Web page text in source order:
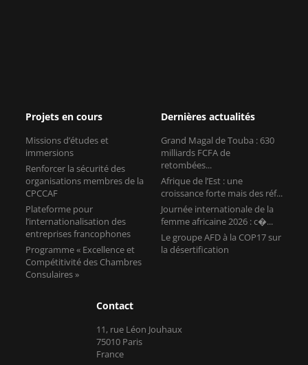
Projets en cours
Missions d’études et
immersions
Renforcer la sécurité des
organisations membres de la
CPCCAF
Plateforme pour
l’internationalisation des
entreprises francophones
Programme « Excellence et
Compétitivité des Chambres
Consulaires »
Dernières actualités
Grand Magal de Touba : 630
milliards FCFA de
retombées...
Afrique de l’Est : une
croissance forte mais des réf...
Journée internationale de la
femme africaine 2026 : c�...
Le groupe AFD à la COP17 sur
la désertification
Contact
11, rue Léon Jouhaux
75010 Paris
France